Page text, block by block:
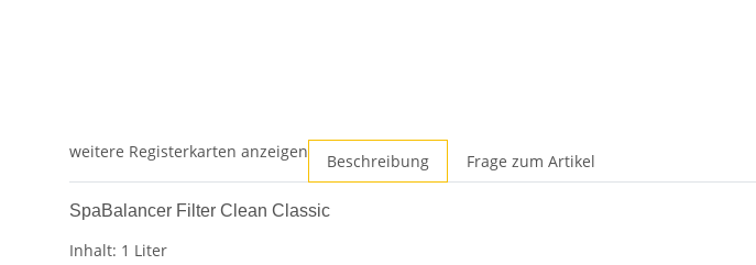
weitere Registerkarten anzeigen Beschreibung Frage zum Artikel
SpaBalancer Filter Clean Classic
Inhalt: 1 Liter